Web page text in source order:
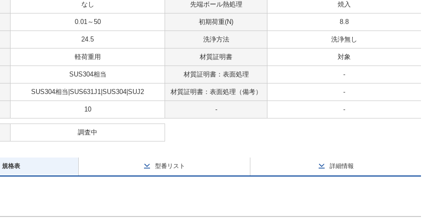
なし 先端ボール熱処理 焼入
0.01～50 初期荷重(N) 8.8
24.5 洗浄方法 洗浄無し
軽荷重用 材質証明書 対象
SUS304相当 材質証明書：表面処理 -
SUS304相当|SUS631J1|SUS304|SUJ2 材質証明書：表面処理（備考） -
10 - -
調査中
規格表 型番リスト 詳細情報